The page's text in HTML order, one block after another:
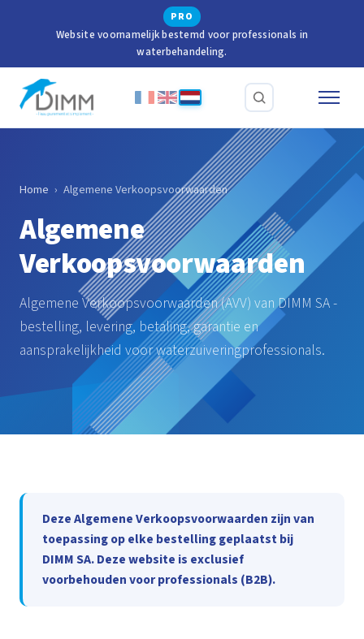
PRO
Website voornamelijk bestemd voor professionals in
waterbehandeling.
Home › Algemene Verkoopsvoorwaarden
Algemene
Verkoopsvoorwaarden
Algemene Verkoopsvoorwaarden (AVV) van DIMM SA -
bestelling, levering, betaling, garantie en
aansprakelijkheid voor waterzuiveringprofessionals.
Deze Algemene Verkoopsvoorwaarden zijn van
toepassing op elke bestelling geplaatst bij
DIMM SA. Deze website is exclusief
voorbehouden voor professionals (B2B).